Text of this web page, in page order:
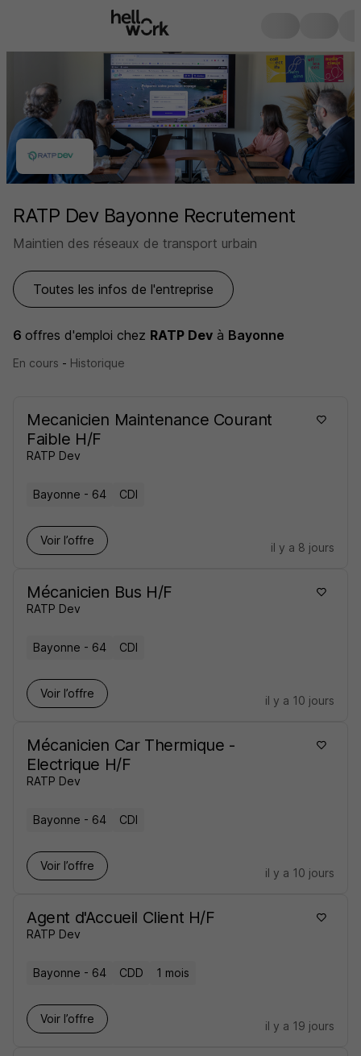
RATP Dev Bayonne Recrutement
Maintien des réseaux de transport urbain
Toutes les infos de l'entreprise
6 offres d'emploi chez RATP Dev à Bayonne
En cours - Historique
Mecanicien Maintenance Courant
Faible H/F
RATP Dev
Bayonne - 64 CDI
Voir l’offre
il y a 8 jours
Mécanicien Bus H/F
RATP Dev
Bayonne - 64 CDI
Voir l’offre
il y a 10 jours
Mécanicien Car Thermique -
Electrique H/F
RATP Dev
Bayonne - 64 CDI
Voir l’offre
il y a 10 jours
Agent d'Accueil Client H/F
RATP Dev
Bayonne - 64 CDD 1 mois
Voir l’offre
il y a 19 jours